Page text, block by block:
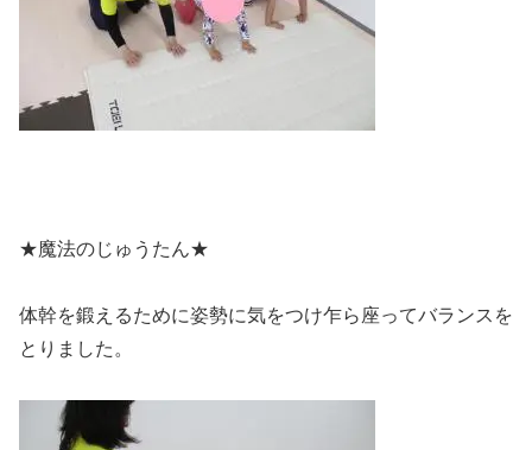
★魔法のじゅうたん★
体幹を鍛えるために姿勢に気をつけ乍ら座ってバランスを
とりました。